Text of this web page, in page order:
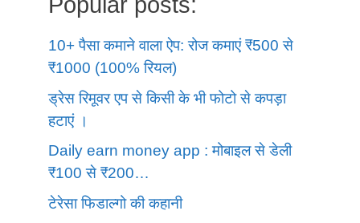
10+ पैसा कमाने वाला ऐप: रोज कमाएं ₹500 से
₹1000 (100% रियल)
ड्रेस रिमूवर एप से किसी के भी फोटो से कपड़ा
हटाएं ।
Daily earn money app : मोबाइल से डेली
₹100 से ₹200…
टेरेसा फिडाल्गो की कहानी